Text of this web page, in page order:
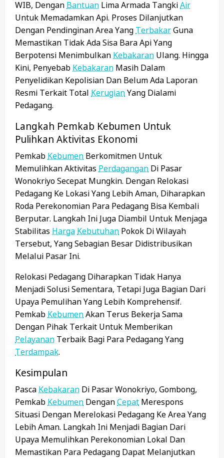
WIB, Dengan Bantuan Lima Armada TangkiAir
Untuk Memadamkan Api. Proses Dilanjutkan
Dengan Pendinginan Area Yang TerbakarGuna
Memastikan Tidak Ada Sisa Bara Api Yang
Berpotensi Menimbulkan Kebakaran Ulang. Hingga
Kini, Penyebab Kebakaran Masih Dalam
Penyelidikan Kepolisian Dan Belum Ada Laporan
Resmi Terkait Total KerugianYang Dialami
Pedagang.
Langkah Pemkab Kebumen Untuk
Pulihkan Aktivitas Ekonomi
Pemkab Kebumen Berkomitmen Untuk
Memulihkan Aktivitas Perdagangan Di Pasar
Wonokriyo Secepat Mungkin. Dengan Relokasi
Pedagang Ke Lokasi Yang Lebih Aman, Diharapkan
Roda Perekonomian Para Pedagang Bisa Kembali
Berputar. Langkah Ini Juga Diambil Untuk Menjaga
Stabilitas Harga Kebutuhan Pokok Di Wilayah
Tersebut, Yang Sebagian Besar Didistribusikan
Melalui Pasar Ini.
Relokasi Pedagang Diharapkan Tidak Hanya
Menjadi Solusi Sementara, Tetapi Juga Bagian Dari
Upaya Pemulihan Yang Lebih Komprehensif.
Pemkab KebumenAkan Terus Bekerja Sama
Dengan Pihak Terkait Untuk Memberikan
Pelayanan Terbaik Bagi Para Pedagang Yang
Terdampak.
Kesimpulan
Pasca Kebakaran Di Pasar Wonokriyo, Gombong,
Pemkab Kebumen DenganCepat Merespons
Situasi Dengan Merelokasi Pedagang Ke Area Yang
Lebih Aman. Langkah Ini Menjadi Bagian Dari
Upaya Memulihkan Perekonomian Lokal Dan
Memastikan Para Pedagang Dapat Melanjutkan